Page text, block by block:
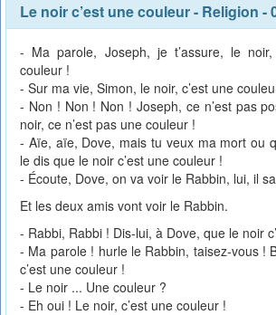
Le noir c’est une couleur- Religion -
- Ma parole, Joseph, je t’assure, le
couleur !
- Sur ma vie, Simon, le noir, c’est une
- Non ! Non ! Non ! Joseph, ce n’est pas
noir, ce n’est pas une couleur !
- Aïe, aïe, Dove, mais tu veux ma mort ou
le dis que le noir c’est une couleur !
- Écoute, Dove, on va voir le Rabbin, lui, il
Et les deux amis vont voir le Rabbin.
- Rabbi, Rabbi ! Dis-lui, à Dove, que le noir
- Ma parole ! hurle le Rabbin, taisez-vous !
c’est une couleur !
- Le noir ... Une couleur ?
- Eh oui ! Le noir, c’est une couleur !